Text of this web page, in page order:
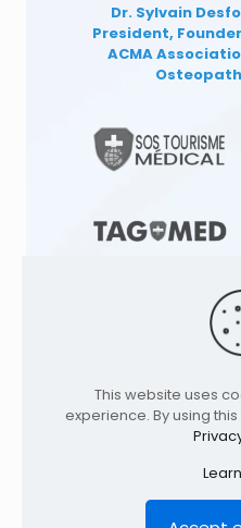
Dr. Sylvain
President,
ACMA
© 1991-2026
Osteopathy
Terrebonne |
Contact
This website uses
experience. By using